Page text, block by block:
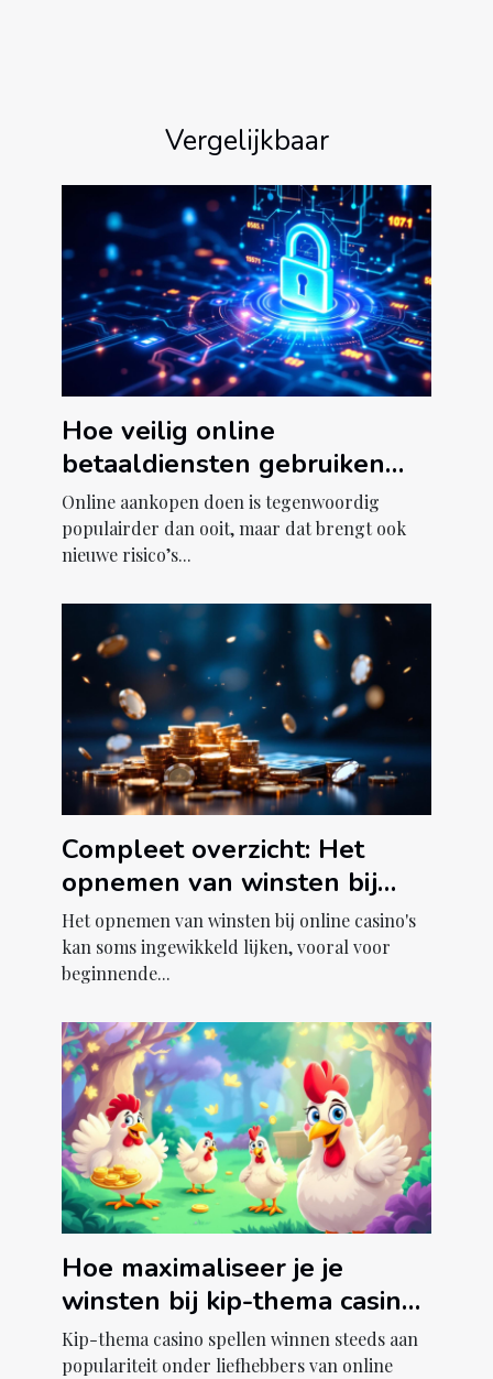
Vergelijkbaar
Hoe veilig online
betaaldiensten gebruiken
voor digitale aankopen?
Online aankopen doen is tegenwoordig
populairder dan ooit, maar dat brengt ook
nieuwe risico’s...
Compleet overzicht: Het
opnemen van winsten bij
online casino's
Het opnemen van winsten bij online casino's
kan soms ingewikkeld lijken, vooral voor
beginnende...
Hoe maximaliseer je je
winsten bij kip-thema casino
spellen?
Kip-thema casino spellen winnen steeds aan
populariteit onder liefhebbers van online